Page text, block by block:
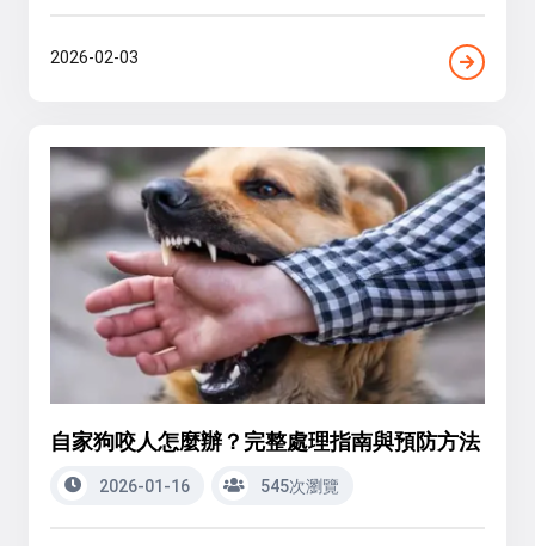
2026-02-03
自家狗咬人怎麼辦？完整處理指南與預防方法
2026-01-16 545次瀏覽